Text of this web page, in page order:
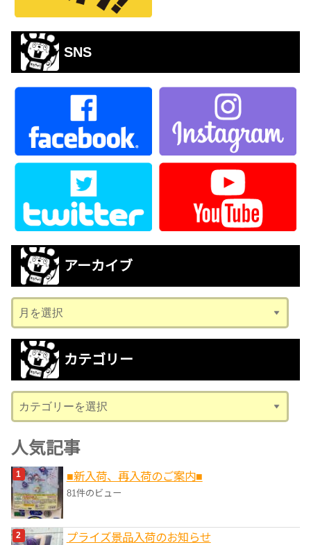
SNS
アーカイブ
ー
カ
ブ
カテゴリー
テ
ゴ
リ
ー
人気記事
■新入荷、再入荷のご案内■
81件のビュー
プライズ景品入荷のお知らせ